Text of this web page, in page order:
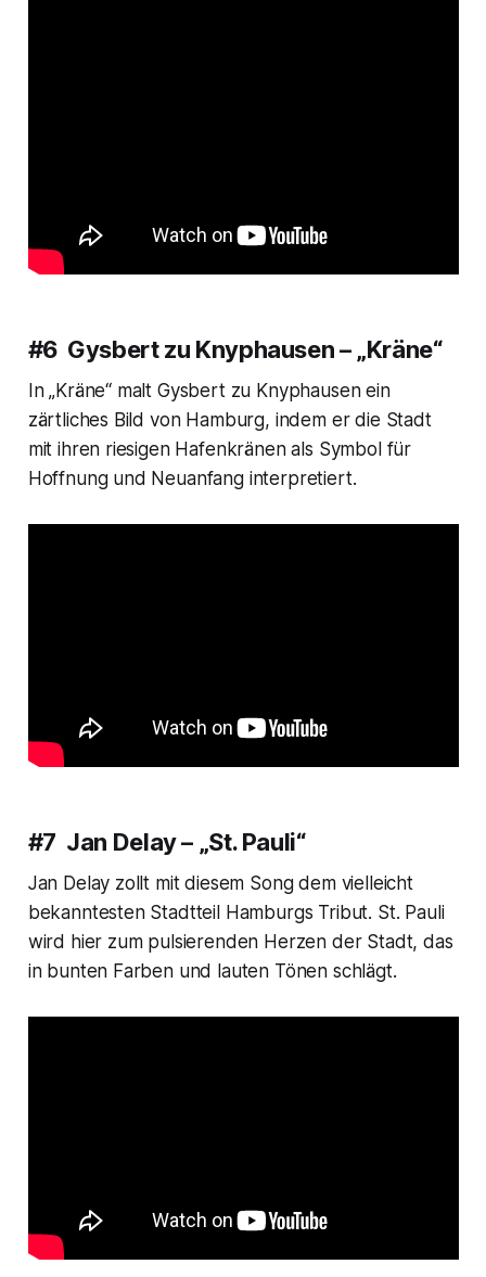
#6 Gysbert zu Knyphausen – „Kräne“
In „Kräne“ malt Gysbert zu Knyphausen ein
zärtliches Bild von Hamburg, indem er die Stadt
mit ihren riesigen Hafenkränen als Symbol für
Hoffnung und Neuanfang interpretiert.
#7 Jan Delay – „St. Pauli“
Jan Delay zollt mit diesem Song dem vielleicht
bekanntesten Stadtteil Hamburgs Tribut. St. Pauli
wird hier zum pulsierenden Herzen der Stadt, das
in bunten Farben und lauten Tönen schlägt.